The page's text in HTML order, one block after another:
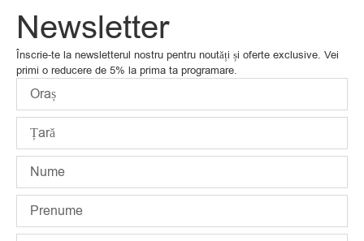
Newsletter
Înscrie-te la newsletterul nostru pentru noutăți și oferte exclusive. Vei
primi o reducere de 5% la prima ta programare.